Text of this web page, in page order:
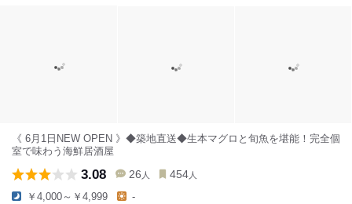
《 6月1日NEW OPEN 》◆築地直送◆生本マグロと旬魚を堪能！完全個
室で味わう海鮮居酒屋
3.08 26 人 454 人
￥4,000～￥4,999 -